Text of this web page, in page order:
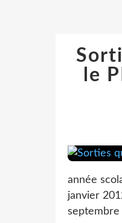
le
année
janvier
septembre